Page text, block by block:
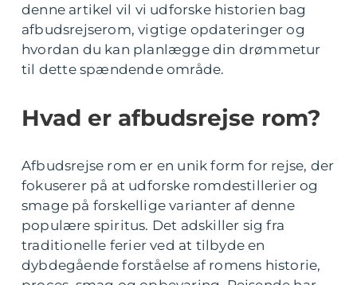
denne artikel vil vi udforske historien bag
afbudsrejserom, vigtige opdateringer og
hvordan du kan planlægge din drømmetur
til dette spændende område.
Hvad er afbudsrejse rom?
Afbudsrejse rom er en unik form for rejse, der
fokuserer på at udforske romdestillerier og
smage på forskellige varianter af denne
populære spiritus. Det adskiller sig fra
traditionelle ferier ved at tilbyde en
dybdegående forståelse af romens historie,